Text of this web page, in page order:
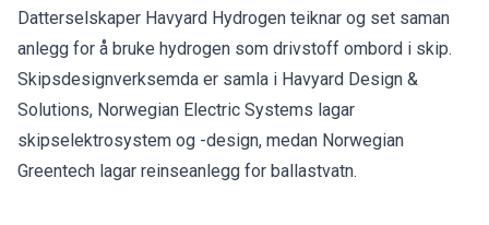
Datterselskaper Havyard Hydrogen teiknar og set saman
anlegg for å bruke hydrogen som drivstoff ombord i skip.
Skipsdesignverksemda er samla i Havyard Design &
Solutions, Norwegian Electric Systems lagar
skipselektrosystem og -design, medan Norwegian
Greentech lagar reinseanlegg for ballastvatn.